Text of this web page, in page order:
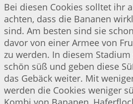
Bei diesen Cookies solltet ihr
achten, dass die Bananen
sind. Am besten sind sie
davor von einer Armee von
zu werden. In diesem
schön süß und geben diese
das Gebäck weiter. Mit
werden die Cookies weniger